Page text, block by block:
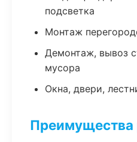
подсветка
Монтаж
Демонтаж, вывоз
мусора
Окна, двери,
Преимущества